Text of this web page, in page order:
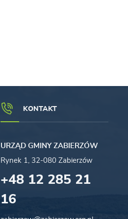
KONTAKT
URZĄD GMINY ZABIERZÓW
Rynek 1, 32-080 Zabierzów
+48 12 285 21
16